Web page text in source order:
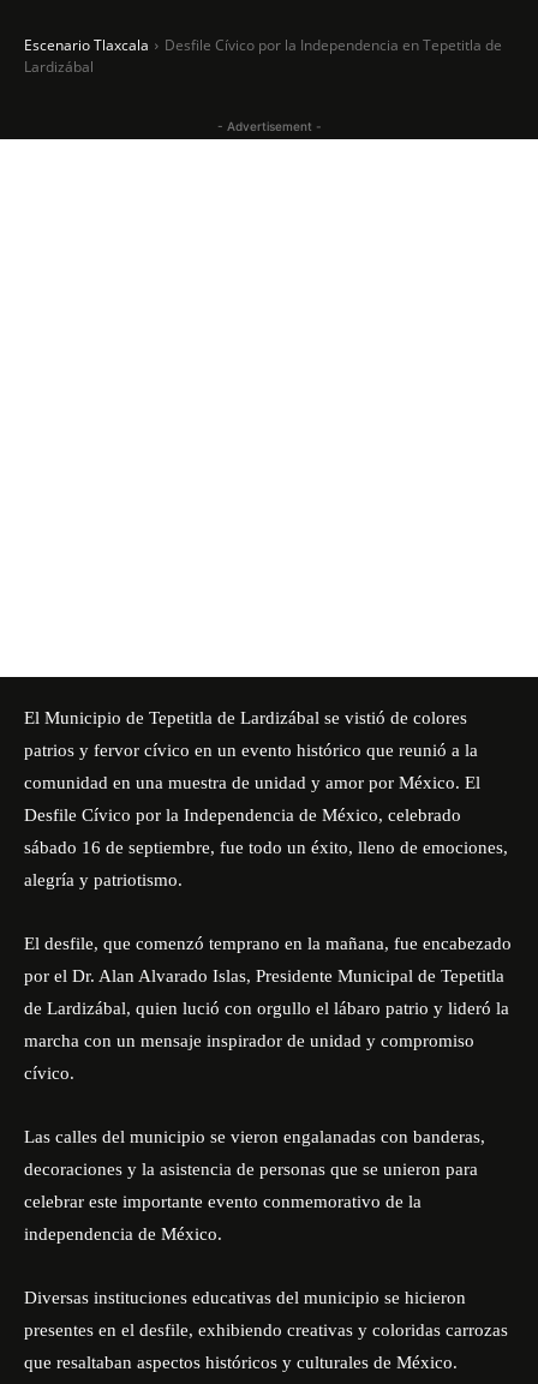
Escenario Tlaxcala
Desfile Cívico por la Independencia en Tepetitla de
Lardizábal
- Advertisement -
El Municipio de Tepetitla de Lardizábal se vistió de colores
patrios y fervor cívico en un evento histórico que reunió a la
comunidad en una muestra de unidad y amor por México. El
Desfile Cívico por la Independencia de México, celebrado
sábado 16 de septiembre, fue todo un éxito, lleno de emociones,
alegría y patriotismo.
El desfile, que comenzó temprano en la mañana, fue encabezado
por el Dr. Alan Alvarado Islas, Presidente Municipal de Tepetitla
de Lardizábal, quien lució con orgullo el lábaro patrio y lideró la
marcha con un mensaje inspirador de unidad y compromiso
cívico.
Las calles del municipio se vieron engalanadas con banderas,
decoraciones y la asistencia de personas que se unieron para
celebrar este importante evento conmemorativo de la
independencia de México.
Diversas instituciones educativas del municipio se hicieron
presentes en el desfile, exhibiendo creativas y coloridas carrozas
que resaltaban aspectos históricos y culturales de México.